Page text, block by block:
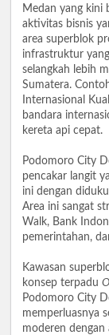
Medan yang kini
aktivitas bisnis
area superblok
infrastruktur
selangkah lebih
Sumatera.
Internasional
bandara
kereta api cepat.
Podomoro City
pencakar langit
ini dengan
Area ini sangat
Walk, Bank
pemerintahan,
Kawasan
konsep terpadu
Podomoro City
memperluasnya
moderen dengan